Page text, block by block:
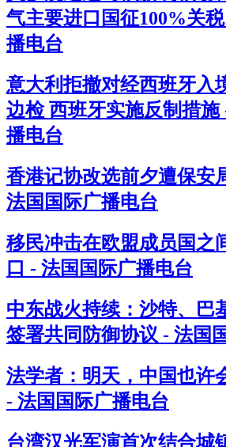
气主要进口国征100%关
播电台
意大利拒撤对经西班牙入
边检 西班牙实施反制措施
播电台
香港记协改选前夕遭保安
法国国际广播电台
移民冲击在欧盟成员国之
口 - 法国国际广播电台
中东战火持续：沙特、巴
签署共同防御协议 - 法国
法学者：明天，中国也许
- 法国国际广播电台
台湾汉光军演首次结合城